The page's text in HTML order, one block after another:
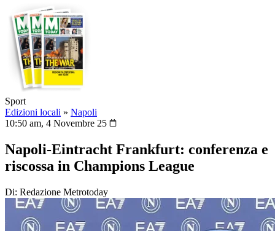
Sport
Edizioni locali » Napoli
10:50 am, 4 Novembre 25
Napoli‑Eintracht Frankfurt: conferenza e
riscossa in Champions League
Di: Redazione Metrotoday